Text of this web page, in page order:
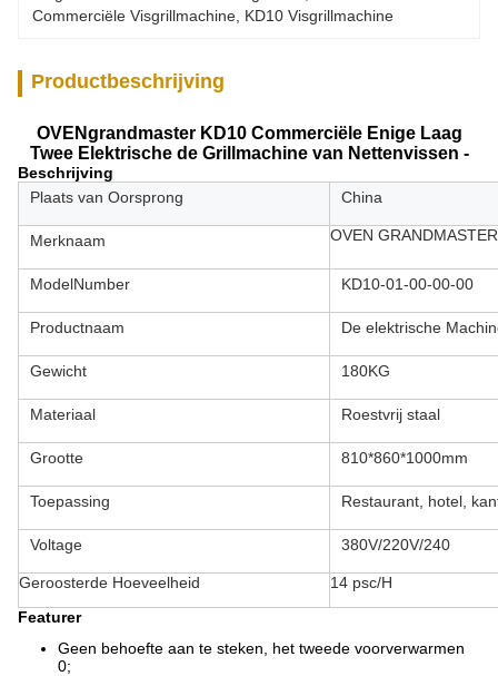
Commerciële Visgrillmachine KD10 Visgrillmachine
Productbeschrijving
OVENgrandmaster KD10 Commerciële Enige Laag
Twee Elektrische de Grillmachine van Nettenvissen -
Beschrijving
Plaats van Oorsprong
China
Merknaam OVEN GRANDMASTER
ModelNumber KD10-01-00-00-00
Productnaam De elektrische
Gewicht 180KG
Materiaal Roestvrij staal
Grootte 810*860*1000mm
Toepassing Restaurant, hotel,
Voltage 380V/220V/240
Geroosterde Hoeveelheid
14 psc/H
Featurer
Geen behoefte aan te steken, het tweede voorverwarmen
0;